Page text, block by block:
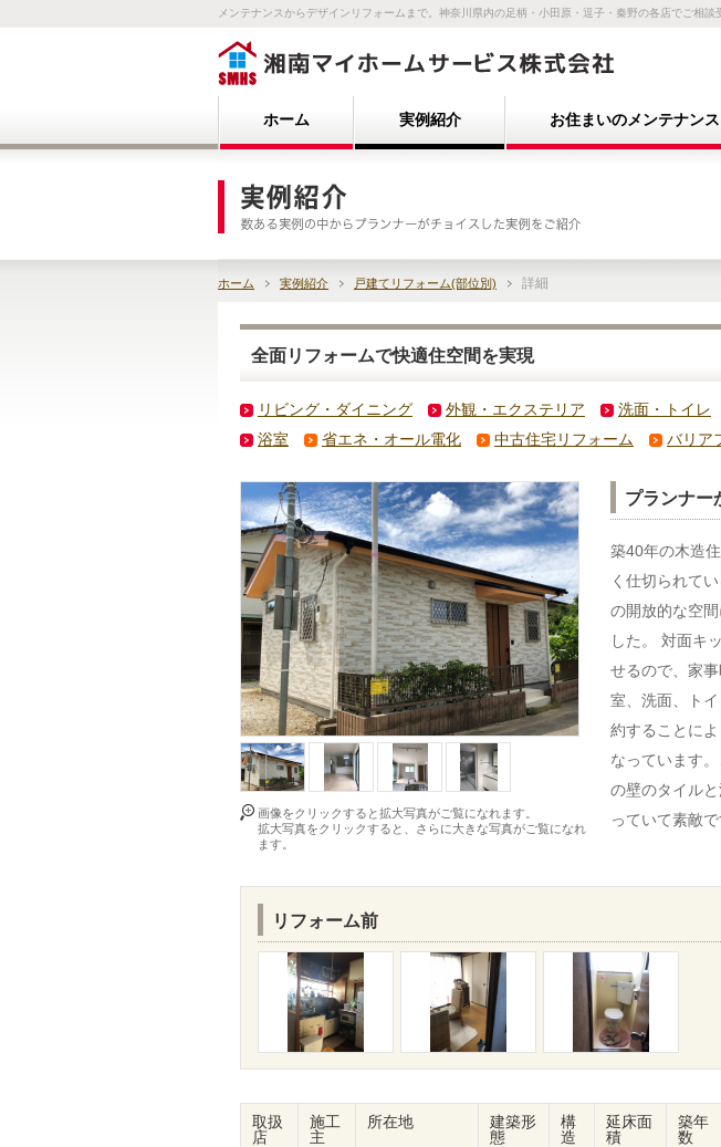
メンテナンスからデザインリフォームまで。神奈川県内の足柄・小田原・逗子・秦野の各店でご相談
ホーム 実例紹介 お住まいのメンテナンス
ホーム 実例紹介 戸建てリフォーム(部位別) 詳細
全面リフォームで快適住空間を実現
リビング・ダイニング 外観・エクステリア 洗面・トイレ
浴室
省エネ・オール電化 中古住宅リフォーム バリア
画像をクリックすると拡大写真がご覧になれます。
拡大写真をクリックすると、さらに大きな写真がご覧になれ
ます。
プランナー
築40年の木造
く仕切られて
の開放的な空
した。 対面キ
せるので、家
室、洗面、ト
約することに
なっています
の壁のタイル
っていて素敵で
リフォーム前
取扱
店
施工
主
所在地
建築形
態
構
造
延床面
積
築年
数